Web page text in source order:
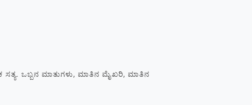
ಸತ್ಯ. ಒಬ್ಬನ ಮಾತುಗಳು, ಮಾತಿನ ಮೈಖರಿ, ಮಾತಿನ